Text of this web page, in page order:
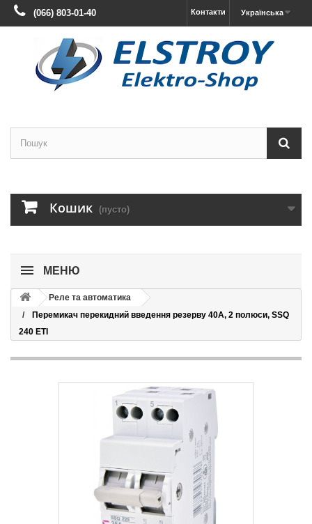
Українська
Контакти
(066) 803-01-40
Кошик (пусто)
МЕНЮ
Реле та автоматика
Перемикач перекидний введення резерву 40А, 2 полюси, SSQ
240 ETI